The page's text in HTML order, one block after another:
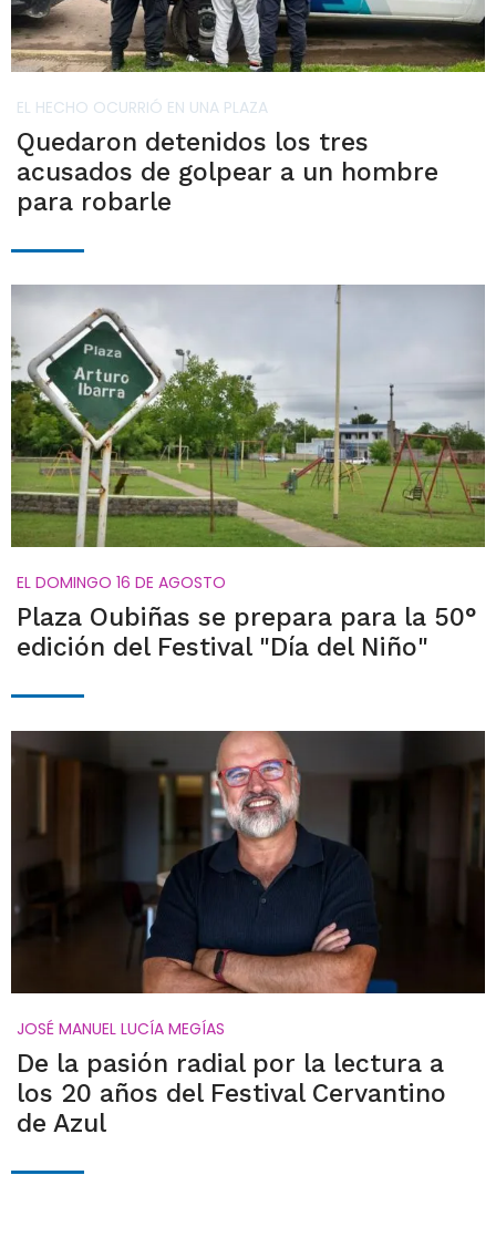
EL HECHO OCURRIÓ EN UNA PLAZA
Quedaron detenidos los tres
acusados de golpear a un hombre
para robarle
EL DOMINGO 16 DE AGOSTO
Plaza Oubiñas se prepara para la 50°
edición del Festival "Día del Niño"
JOSÉ MANUEL LUCÍA MEGÍAS
De la pasión radial por la lectura a
los 20 años del Festival Cervantino
de Azul